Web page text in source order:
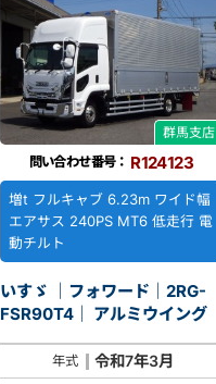
群馬支店
問い合わせ番号： R124123
増t フルキャブ 6.23m ワイド幅
エアサス 240PS MT6 低走行 電
動チルト
いすゞ ｜フォワード｜2RG-
FSR90T4｜ アルミウイング
年式 令和7年3月